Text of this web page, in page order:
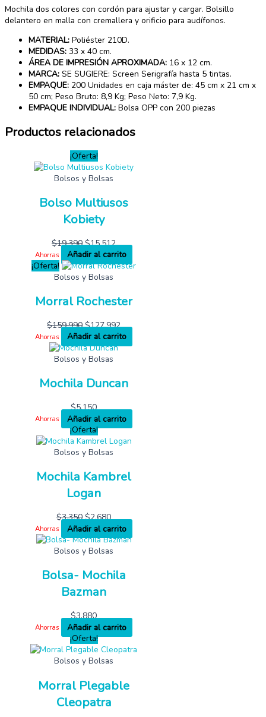
Mochila dos colores con cordón para ajustar y cargar. Bolsillo
delantero en malla con cremallera y orificio para audífonos.
MATERIAL: Poliéster 210D.
MEDIDAS: 33 x 40 cm.
ÁREA DE IMPRESIÓN APROXIMADA: 16 x 12 cm.
MARCA: SE SUGIERE: Screen Serigrafía hasta 5 tintas.
EMPAQUE: 200 Unidades en caja máster de: 45 cm x 21 cm x
50 cm; Peso Bruto: 8,9 Kg; Peso Neto: 7,9 Kg.
EMPAQUE INDIVIDUAL: Bolsa OPP con 200 piezas
Productos relacionados
¡Oferta!
Bolsos y Bolsas
Bolso Multiusos
Kobiety
$19,390 $15,512
Ahorras
Añadir al carrito
¡Oferta!
Bolsos y Bolsas
Morral Rochester
$159,990 $127,992
Ahorras
Añadir al carrito
Bolsos y Bolsas
Mochila Duncan
$5,150
Ahorras
Añadir al carrito
¡Oferta!
Bolsos y Bolsas
Mochila Kambrel
Logan
$3,350 $2,680
Ahorras
Añadir al carrito
Bolsos y Bolsas
Bolsa- Mochila
Bazman
$3,880
Ahorras
Añadir al carrito
¡Oferta!
Bolsos y Bolsas
Morral Plegable
Cleopatra